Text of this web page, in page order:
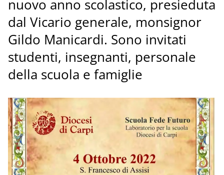
nuovo anno scolastico, presieduta
dal Vicario generale, monsignor
Gildo Manicardi. Sono invitati
studenti, insegnanti, personale
della scuola e famiglie